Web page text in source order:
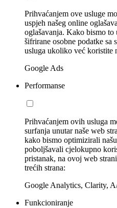
Prihvaćanjem ove usluge
uspjeh našeg online
oglašavanja. Kako bismo
šifrirane osobne podatke sa
usluga ukoliko već koristite
Google Ads
Performanse
Prihvaćanjem ovih usluga
surfanja unutar naše web
kako bismo optimizirali
poboljšavali cjelokupno
pristanak, na ovoj web
trećih strana:
Google Analytics, Clarity,
Funkcioniranje